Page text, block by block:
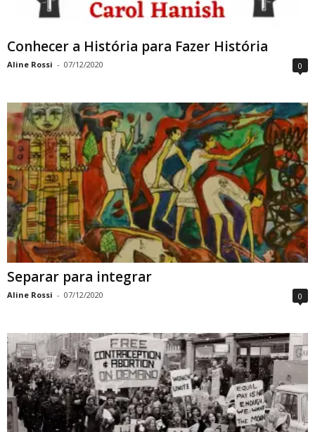
Conhecer a História para Fazer História
Aline Rossi - 07/12/2020 0
Separar para integrar
Aline Rossi - 07/12/2020 0